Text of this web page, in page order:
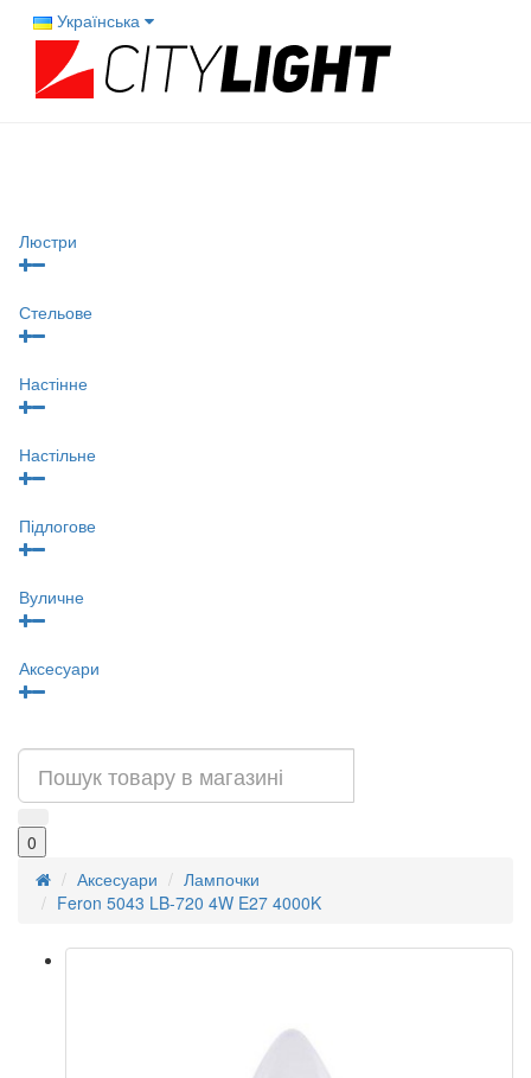
Українська
Люстри
Стельове
Настінне
Настільне
Підлогове
Вуличне
Аксесуари
0
Аксесуари
Лампочки
Feron 5043 LB-720 4W E27 4000K